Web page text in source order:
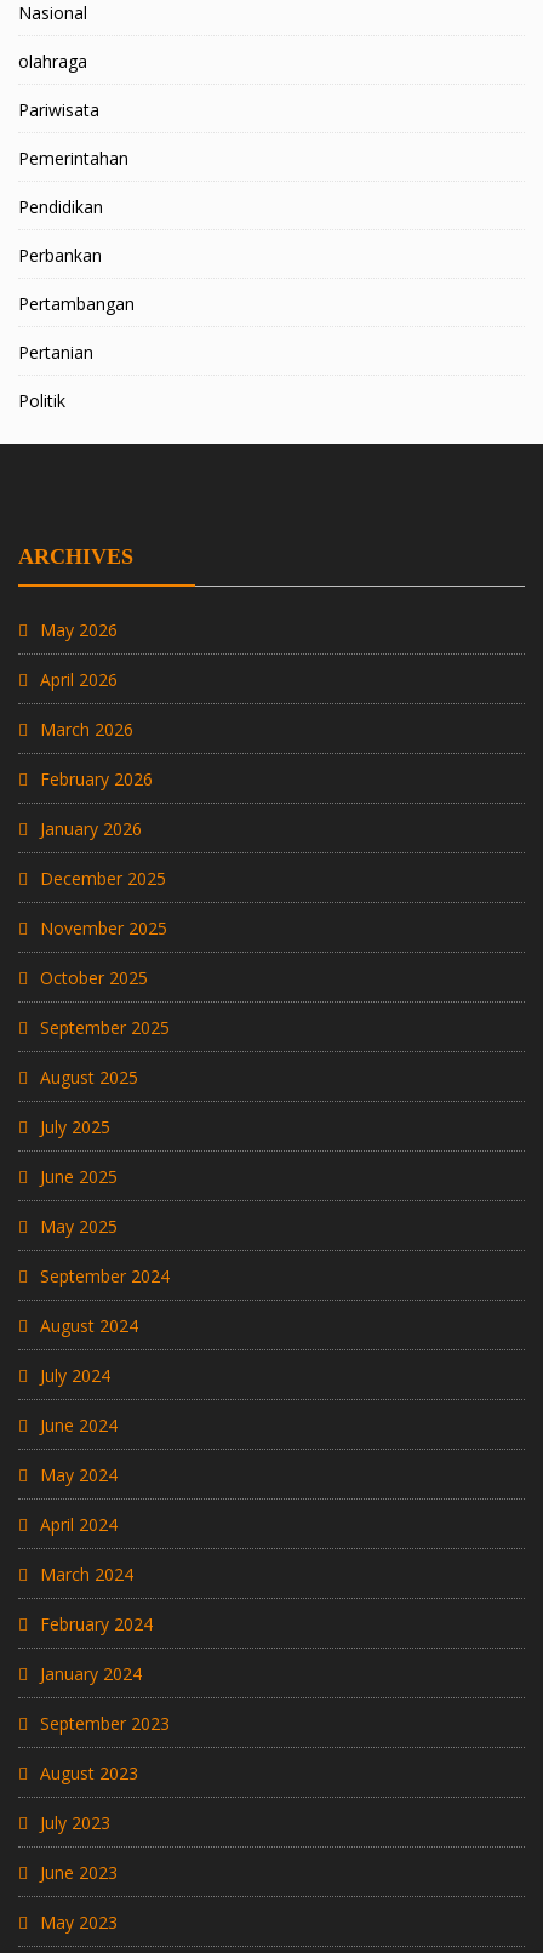
Nasional
olahraga
Pariwisata
Pemerintahan
Pendidikan
Perbankan
Pertambangan
Pertanian
Politik
ARCHIVES
May 2026
April 2026
March 2026
February 2026
January 2026
December 2025
November 2025
October 2025
September 2025
August 2025
July 2025
June 2025
May 2025
September 2024
August 2024
July 2024
June 2024
May 2024
April 2024
March 2024
February 2024
January 2024
September 2023
August 2023
July 2023
June 2023
May 2023